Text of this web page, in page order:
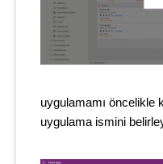
uygulamamı öncelikle
uygulama ismini